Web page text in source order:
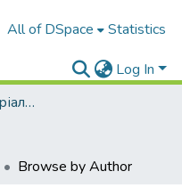
All of DSpace Statistics
Log In
Архів наукових матеріалів
Browse by Author